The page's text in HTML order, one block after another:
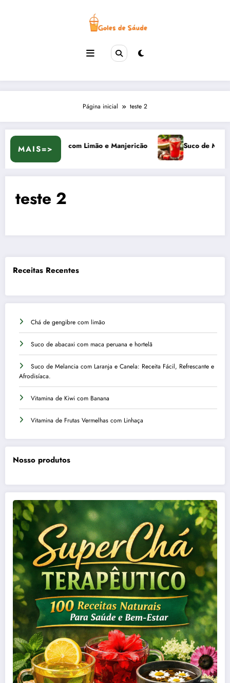
Página inicial teste 2
MAIS=>
de Abacaxi com Limão e Manjericão Suco de Melancia
teste 2
Receitas Recentes
Chá de gengibre com limão
Suco de abacaxi com maca peruana e hortelã
Suco de Melancia com Laranja e Canela: Receita Fácil, Refrescante e
Afrodisíaca.
Vitamina de Kiwi com Banana
Vitamina de Frutas Vermelhas com Linhaça
Nosso produtos